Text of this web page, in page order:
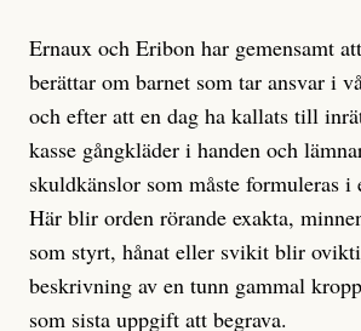
Ernaux och Eribon har gemensamt
berättar om barnet som tar ansvar i
och efter att en dag ha kallats till
kasse gångkläder i handen och
skuldkänslor som måste formuleras i
Här blir orden rörande exakta,
som styrt, hånat eller svikit blir
beskrivning av en tunn gammal
som sista uppgift att begrava.